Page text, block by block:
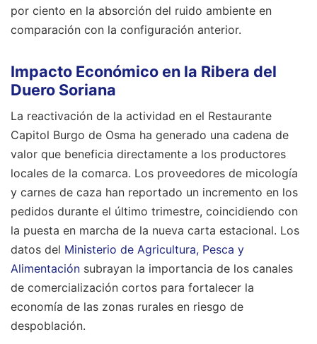
por ciento en la absorción del ruido ambiente en
comparación con la configuración anterior.
Impacto Económico en la Ribera del
Duero Soriana
La reactivación de la actividad en el Restaurante
Capitol Burgo de Osma ha generado una cadena de
valor que beneficia directamente a los productores
locales de la comarca. Los proveedores de micología
y carnes de caza han reportado un incremento en los
pedidos durante el último trimestre, coincidiendo con
la puesta en marcha de la nueva carta estacional. Los
datos del Ministerio de Agricultura, Pesca y
Alimentación subrayan la importancia de los canales
de comercialización cortos para fortalecer la
economía de las zonas rurales en riesgo de
despoblación.